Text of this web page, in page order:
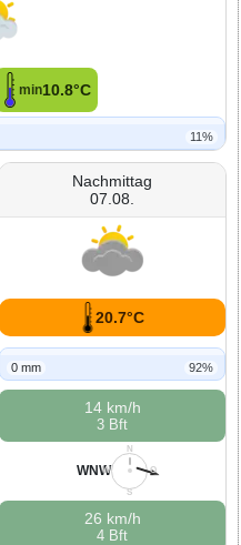
min10.8°C
11%
Nachmittag
07.08.
20.7°C
0 mm 92%
14 km/h
3 Bft
N
O
S
W
WNW
26 km/h
4 Bft